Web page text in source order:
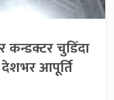
कन्डक्टर चुडिँदा
देशभर आपूर्ति